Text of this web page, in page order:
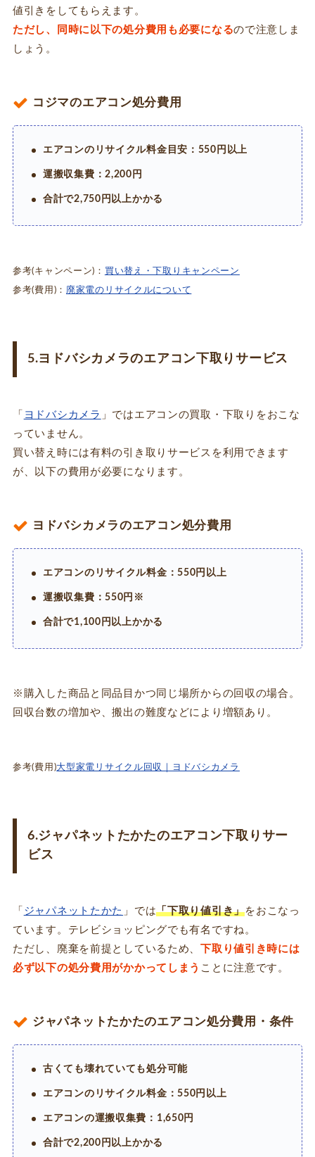
値引きをしてもらえます。
ただし、同時に以下の処分費用も必要になるので注意しま
しょう。
コジマのエアコン処分費用
エアコンのリサイクル料金目安：550円以上
運搬収集費：2,200円
合計で2,750円以上かかる
参考(キャンペーン)： 買い替え・下取りキャンペーン
参考(費用)： 廃家電のリサイクルについて
5.ヨドバシカメラのエアコン下取りサービス
「 ヨドバシカメラ 」ではエアコンの買取・下取りをおこな
っていません。
買い替え時には有料の引き取りサービスを利用できます
が、以下の費用が必要になります。
ヨドバシカメラのエアコン処分費用
エアコンのリサイクル料金：550円以上
運搬収集費：550円※
合計で1,100円以上かかる
※購入した商品と同品目かつ同じ場所からの回収の場合。
回収台数の増加や、搬出の難度などにより増額あり。
参考(費用)大型家電リサイクル回収｜ヨドバシカメラ
6.ジャパネットたかたのエアコン下取りサー
ビス
「 ジャパネットたかた 」では「下取り値引き」をおこなっ
ています。テレビショッピングでも有名ですね。
ただし、廃棄を前提としているため、
下取り値引き時には
必ず以下の処分費用がかかってしまう ことに注意です。
ジャパネットたかたのエアコン処分費用・条件
古くても壊れていても処分可能
エアコンのリサイクル料金：550円以上
エアコンの運搬収集費：1,650円
合計で2,200円以上かかる